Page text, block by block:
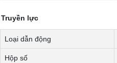
Truyền lực
Loại dẫn động
Hộp số